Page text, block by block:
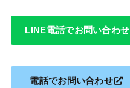
LINE電話でお問い合わせ
電話でお問い合わせ